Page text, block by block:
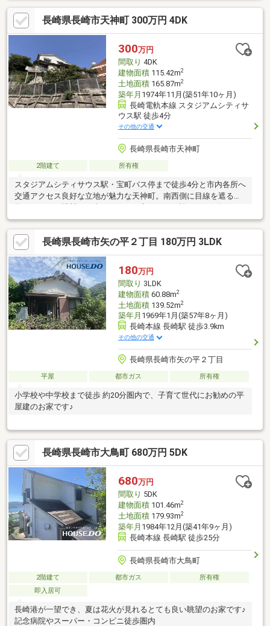
い合わせ下さい現在空室でハウスクリーニング済のためお気軽に
ご内見頂けます！お気軽にお問い合わせください。＜交通アクセ
ス＞●長崎電気軌道「長崎駅前」駅まで徒歩15分●長崎バス「旭
町」バス停まで徒歩4分●JR長崎駅まで徒歩12分
長崎県長崎市天神町 300万円 4DK
300万円
間取り 4DK
建物面積115.42m2
土地面積165.87m2
築年月 1974年11月(築51年10ヶ月)
長崎電軌本線 スタジアムシティサ
ウス駅 徒歩4分
その他の交通
長崎県長崎市天神町
2階建て 所有権
スタジアムシティサウス駅・宝町バス停まで徒歩4分と市内各所へ
交通アクセス良好な立地が魅力な天神町。南西側に目線を遮る建
物がないので眺望・日当たりともに良好です。詳細はお気軽にお
問合わせください。●現状渡しです。室内残置物あり。●再建築不
可＜交通アクセス＞●長崎電気軌道「スタジアムシティサウス」
駅まで徒歩4分●長崎バス「宝町」バス停まで徒歩4分●JR長崎駅ま
で徒歩11分＜備考＞※周辺環境の距離については経度緯度を用い
て計測したものであり、全て概算の距離になっております
長崎県長崎市矢の平２丁目 180万円 3LDK
180万円
間取り 3LDK
建物面積60.88m2
土地面積139.52m2
築年月 1969年1月(築57年8ヶ月)
長崎本線 長崎駅 徒歩3.9km
その他の交通
長崎県長崎市矢の平２丁目
平屋 都市ガス 所有権
小学校や中学校まで徒歩 約20分圏内で、子育て世代にお勧めの平
屋建のお家です♪
長崎県長崎市大鳥町 680万円 5DK
680万円
間取り 5DK
建物面積101.46m2
土地面積179.93m2
築年月 1984年12月(築41年9ヶ月)
長崎本線 長崎駅 徒歩25分
長崎県長崎市大鳥町
2階建て 都市ガス
所有権
即入居可
長崎港が一望でき、夏は花火が見れるとても良い眺望のお家です♪
記念病院やスーパー・コンビニ徒歩圏内